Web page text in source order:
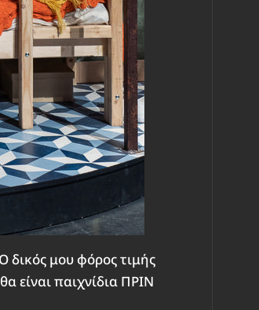
δικός μου φόρος τιμής
είναι παιχνίδια ΠΡΙΝ